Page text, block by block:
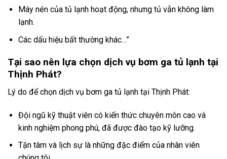
Máy nén của tủ lạnh hoạt động, nhưng tủ vẫn không làm
lạnh.
Các dấu hiệu bất thường khác…”
Tại sao nên lựa chọn dịch vụ bơm ga tủ lạnh tại
Thịnh Phát?
Lý do để chọn dịch vụ bơm ga tủ lạnh tại Thịnh Phát:
Đội ngũ kỹ thuật viên có kiến thức chuyên môn cao và
kinh nghiệm phong phú, đã được đào tạo kỹ lưỡng.
Tận tâm và lịch sự là những đặc điểm của nhân viên